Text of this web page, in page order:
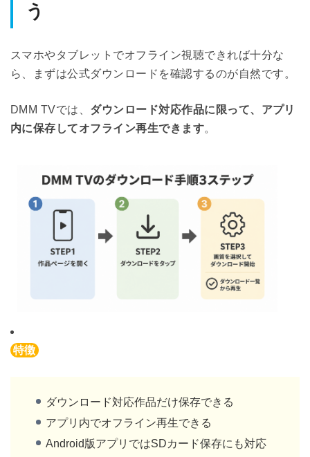
う
スマホやタブレットでオフライン視聴できれば十分な
ら、まずは公式ダウンロードを確認するのが自然です。
DMM TVでは、 ダウンロード対応作品に限って、アプリ
内に保存してオフライン再生できます。
特徴
ダウンロード対応作品だけ保存できる
アプリ内でオフライン再生できる
Android版アプリではSDカード保存にも対応